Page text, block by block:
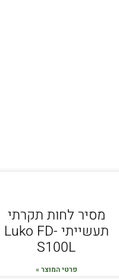
מסיר לחות תקרתי
תעשייתי Luko FD-
S100L
פרטי המוצר »